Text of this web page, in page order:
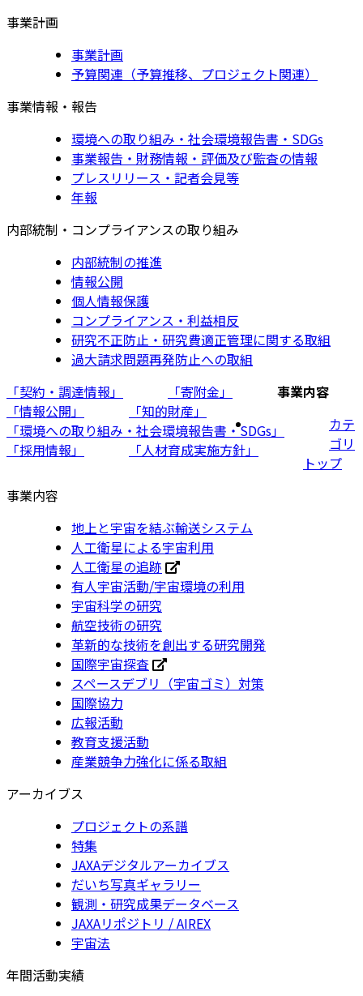
事業計画
事業計画
予算関連（予算推移、プロジェクト関連）
事業情報・報告
環境への取り組み・社会環境報告書・SDGs
事業報告・財務情報・評価及び監査の情報
プレスリリース・記者会見等
年報
内部統制・コンプライアンスの取り組み
内部統制の推進
情報公開
個人情報保護
コンプライアンス・利益相反
研究不正防止・研究費適正管理に関する取組
過大請求問題再発防止への取組
「契約・調達情報」
「寄附金」
「情報公開」
「知的財産」
「環境への取り組み・社会環境報告書・SDGs」
「採用情報」
「人材育成実施方針」
事業内容
カテ
ゴリ
トップ
事業内容
地上と宇宙を結ぶ輸送システム
人工衛星による宇宙利用
人工衛星の追跡
有人宇宙活動/宇宙環境の利用
宇宙科学の研究
航空技術の研究
革新的な技術を創出する研究開発
国際宇宙探査
スペースデブリ（宇宙ゴミ）対策
国際協力
広報活動
教育支援活動
産業競争力強化に係る取組
アーカイブス
プロジェクトの系譜
特集
JAXAデジタルアーカイブス
だいち写真ギャラリー
観測・研究成果データベース
JAXAリポジトリ / AIREX
宇宙法
年間活動実績